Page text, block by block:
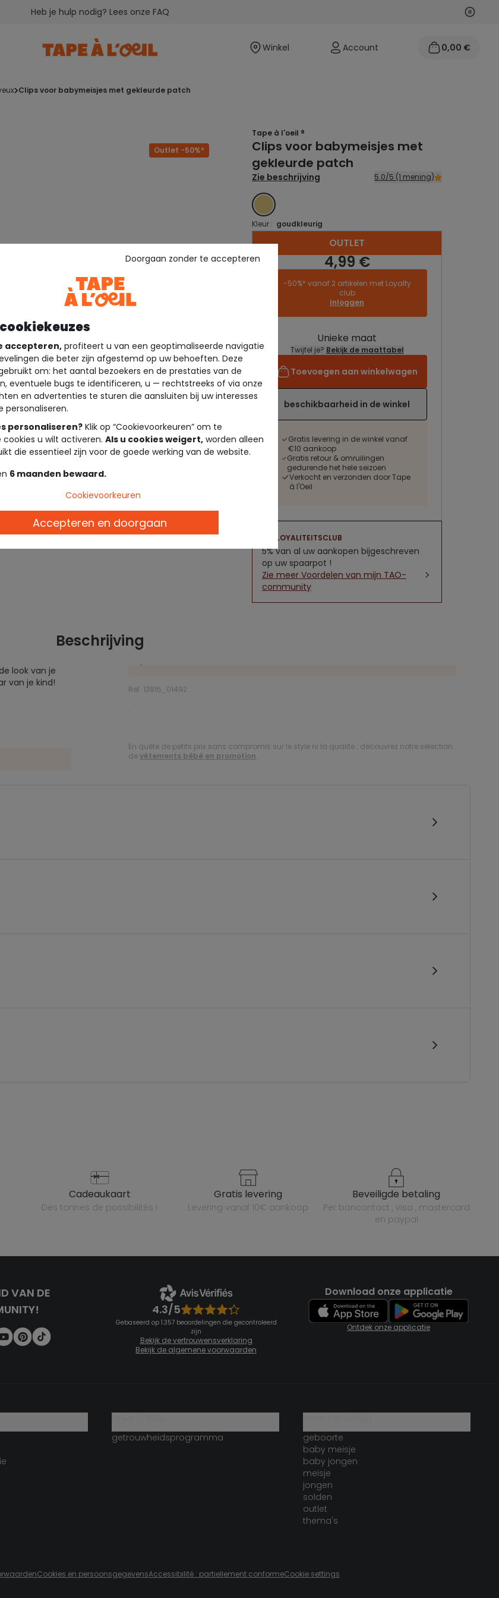
Heb je hulp nodig? Lees onze FAQ Vorige
Winkel Account 0,00 €
clips voor babymeisjes met gekleurde patch
Outlet -50%*
Tape à l'oeil ®
Clips voor babymeisjes met
gekleurde patch
Zie beschrijving 5.0/5 (1 mening)
GOUDKLEURIG
Kleur : goudkleurig
OUTLET
4,99 €
-50%* vanaf 2 artikelen met Loyalty
club
Inloggen
Unieke maat
Twijfel je? Bekijk de maattabel
Toevoegen aan winkelwagen
beschikbaarheid in de winkel
Gratis levering in de winkel vanaf
€10 aankoop
Gratis retour & omruilingen
gedurende het hele seizoen
Verkocht en verzonden door Tape
à l'Oeil
LOYALITEITSCLUB
5% van al uw aankopen bijgeschreven
op uw spaarpot !
Zie meer Voordelen van mijn TAO-
community
Beschrijving
look van je
van je kind!
Ref. 13815_01492
.
.
En quête de petits prix sans compromis sur le style ni la qualité : découvrez notre sélection
devêtements bébé en promotion.
cadeaukaart
des tonnes de possibilités !
gratis levering
levering vanaf 10€ aankoop
beveiligde betaling
per bancontact , visa , mastercard
en paypal
VAN DE
4.3/5
Gebaseerd op 1.357 beoordelingen die gecontroleerd
zijn
Bekijk de vertrouwensverklaring
Bekijk de algemene voorwaarden
Download onze applicatie
Ontdek onze applicatie
getrouwheidsprogramma
geboorte
baby meisje
baby jongen
meisje
jongen
solden
outlet
thema's
Cookies en persoonsgegevensAccessibilité : partiellement conformeCookie settings
accepteren,profiteert u van een geoptimaliseerde navigatie
die beter zijn afgestemd op uw behoeften. Deze
om: het aantal bezoekers en de prestaties van de
eventuele bugs te identificeren, u — rechtstreeks of via onze
en advertenties te sturen die aansluiten bij uw interesses
personaliseren.
personaliseren? Klik op “Cookievoorkeuren” om te
u wilt activeren. Als u cookies weigert, worden alleen
die essentieel zijn voor de goede werking van de website.
6 maanden bewaard.
Doorgaan zonder te accepteren
Cookievoorkeuren
Accepteren en doorgaan